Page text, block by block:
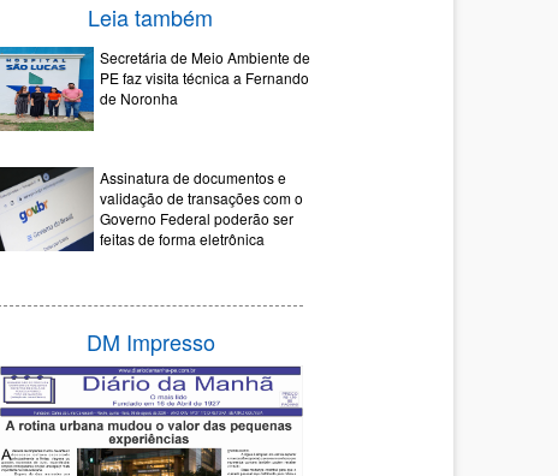
Leia também
Secretária de Meio Ambiente de
PE faz visita técnica a Fernando
de Noronha
Assinatura de documentos e
validação de transações com o
Governo Federal poderão ser
feitas de forma eletrônica
DM Impresso